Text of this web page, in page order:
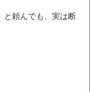
と頼んでも、実は断